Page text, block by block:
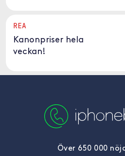
REA
Kanonpriser hela
veckan!
Över 650 000